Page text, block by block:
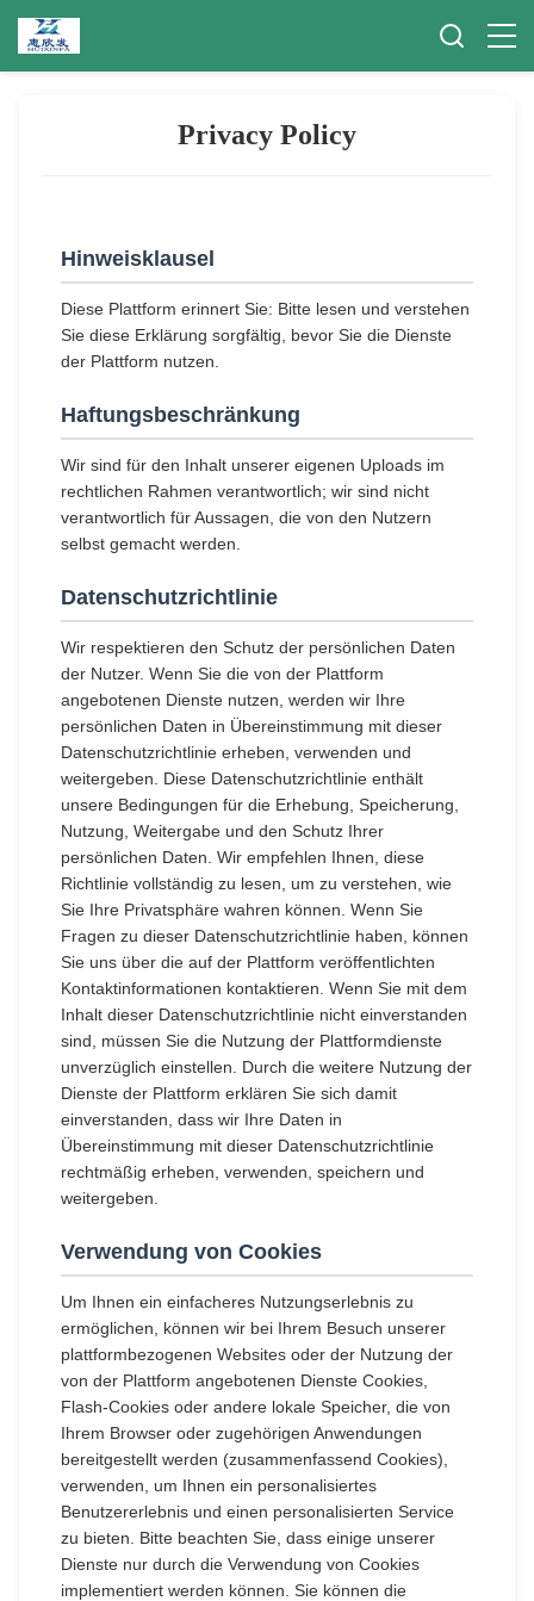
Privacy Policy
Hinweisklausel
Diese Plattform erinnert Sie: Bitte lesen und verstehen
Sie diese Erklärung sorgfältig, bevor Sie die Dienste
der Plattform nutzen.
Haftungsbeschränkung
Wir sind für den Inhalt unserer eigenen Uploads im
rechtlichen Rahmen verantwortlich; wir sind nicht
verantwortlich für Aussagen, die von den Nutzern
selbst gemacht werden.
Datenschutzrichtlinie
Wir respektieren den Schutz der persönlichen Daten
der Nutzer. Wenn Sie die von der Plattform
angebotenen Dienste nutzen, werden wir Ihre
persönlichen Daten in Übereinstimmung mit dieser
Datenschutzrichtlinie erheben, verwenden und
weitergeben. Diese Datenschutzrichtlinie enthält
unsere Bedingungen für die Erhebung, Speicherung,
Nutzung, Weitergabe und den Schutz Ihrer
persönlichen Daten. Wir empfehlen Ihnen, diese
Richtlinie vollständig zu lesen, um zu verstehen, wie
Sie Ihre Privatsphäre wahren können. Wenn Sie
Fragen zu dieser Datenschutzrichtlinie haben, können
Sie uns über die auf der Plattform veröffentlichten
Kontaktinformationen kontaktieren. Wenn Sie mit dem
Inhalt dieser Datenschutzrichtlinie nicht einverstanden
sind, müssen Sie die Nutzung der Plattformdienste
unverzüglich einstellen. Durch die weitere Nutzung der
Dienste der Plattform erklären Sie sich damit
einverstanden, dass wir Ihre Daten in
Übereinstimmung mit dieser Datenschutzrichtlinie
rechtmäßig erheben, verwenden, speichern und
weitergeben.
Verwendung von Cookies
Um Ihnen ein einfacheres Nutzungserlebnis zu
ermöglichen, können wir bei Ihrem Besuch unserer
plattformbezogenen Websites oder der Nutzung der
von der Plattform angebotenen Dienste Cookies,
Flash-Cookies oder andere lokale Speicher, die von
Ihrem Browser oder zugehörigen Anwendungen
bereitgestellt werden (zusammenfassend Cookies),
verwenden, um Ihnen ein personalisiertes
Benutzererlebnis und einen personalisierten Service
zu bieten. Bitte beachten Sie, dass einige unserer
Dienste nur durch die Verwendung von Cookies
implementiert werden können. Sie können die